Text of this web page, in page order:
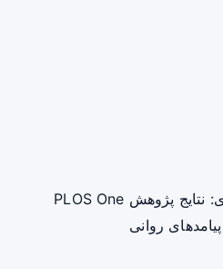
درک تجربه‌های غیرعادی: نتایج پژوهش PLOS One
روانی